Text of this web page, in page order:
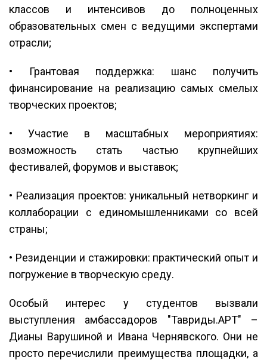
классов и интенсивов до полноценных
образовательных смен с ведущими экспертами
отрасли;
• Грантовая поддержка: шанс получить
финансирование на реализацию самых смелых
творческих проектов;
• Участие в масштабных мероприятиях:
возможность стать частью крупнейших
фестивалей, форумов и выставок;
• Реализация проектов: уникальный нетворкинг и
коллаборации с единомышленниками со всей
страны;
• Резиденции и стажировки: практический опыт и
погружение в творческую среду.
Особый интерес у студентов вызвали
выступления амбассадоров "Тавриды.АРТ" –
Дианы Варушиной и Ивана Чернявского. Они не
просто перечислили преимущества площадки, а